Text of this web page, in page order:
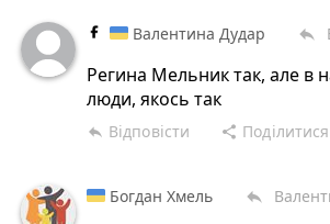
Валентина Дудар reply
Регина Мельник так, але в
люди, якось так
reply Відповісти share Поділитися
Богдан Хмель reply